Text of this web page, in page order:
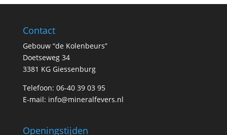
Contact
Gebouw “de Kolenbeurs”
Doetseweg 34
3381 KG Giessenburg
Telefoon: 06-40 39 03 95
E-mail: info@mineralfevers.nl
Openingstijden